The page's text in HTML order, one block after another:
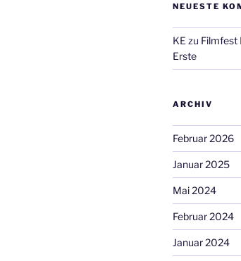
NEUESTE
KE zu Filmfest
Erste
ARCHIV
Februar 2026
Januar 2025
Mai 2024
Februar 2024
Januar 2024